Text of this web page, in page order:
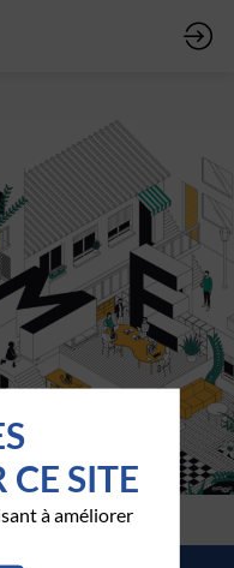
CE SITE
à améliorer